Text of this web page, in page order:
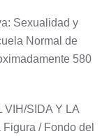
Sexualidad y
Normal de
580
VIH/SIDA Y LA
/ Fondo del